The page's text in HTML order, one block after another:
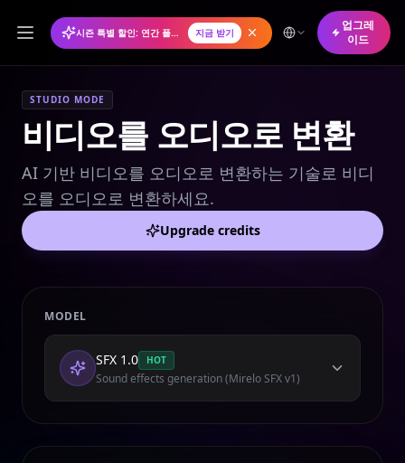
시즌 특별 할인: 연간 플랜 50% 할인 지금 받기
업그레
이드
STUDIO MODE
비디오를 오디오로 변환
AI 기반 비디오를 오디오로 변환하는 기술로 비디
오를 오디오로 변환하세요.
Upgrade credits
MODEL
SFX 1.0 HOT
Sound effects generation (Mirelo SFX v1)